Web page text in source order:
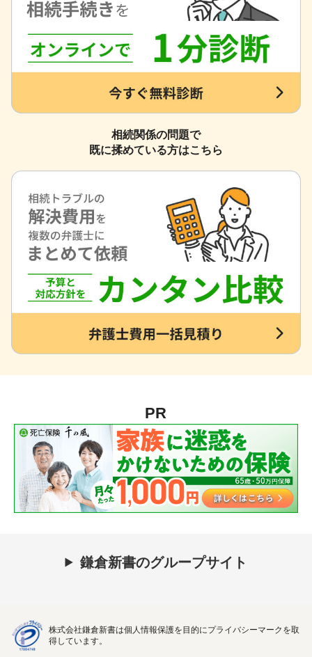
相続関係の問題で
既に揉めている方はこちら
PR
鎌倉新書のグループサイト
株式会社鎌倉新書は個人情報保護を目的にプライバシーマークを取
得しています。